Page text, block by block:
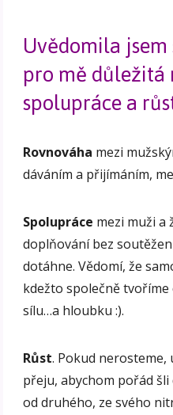
Uvědomila
pro mě důležitá
spolupráce a
Rovnováha mezi
dáváním a přijímáním,
Spolupráce mezi muži a
doplňování bez
dotáhne. Vědomí, že
kdežto společně tvoříme
sílu…a hloubku :).
Růst. Pokud nerosteme,
přeju, abychom pořád
od druhého, ze svého